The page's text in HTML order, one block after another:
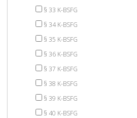
§ 33 K-BSFG
§ 34 K-BSFG
§ 35 K-BSFG
§ 36 K-BSFG
§ 37 K-BSFG
§ 38 K-BSFG
§ 39 K-BSFG
§ 40 K-BSFG